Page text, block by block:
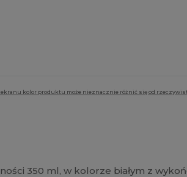
kolor produktu może nieznacznie różnić się od
350 ml, w kolorze białym z